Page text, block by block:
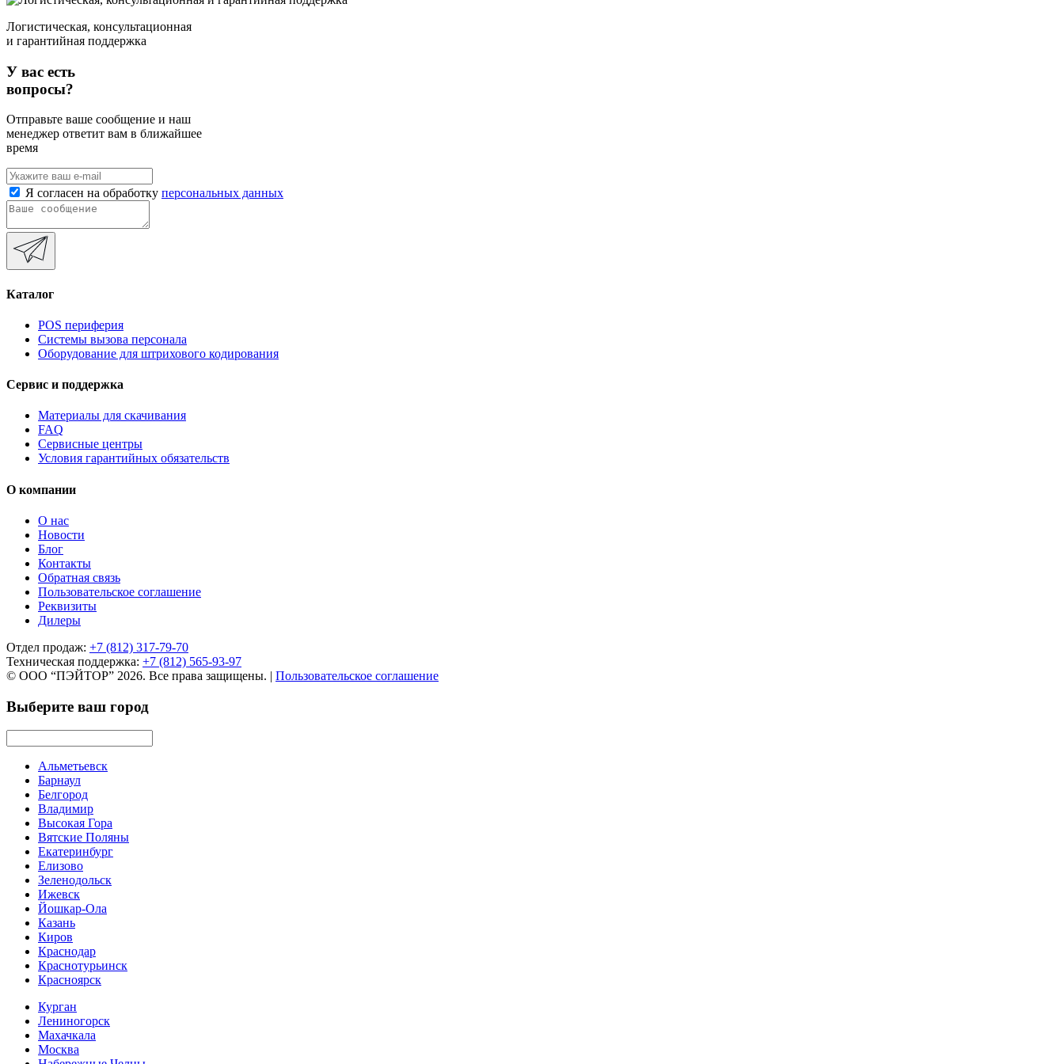
Логистическая, консультационная
и гарантийная поддержка
У вас есть
вопросы?
Отправьте ваше сообщение и наш
менеджер ответит вам в ближайшее
время
Я согласен на обработку персональных данных
Каталог
POS периферия
Системы вызова персонала
Оборудование для штрихового кодирования
Сервис и поддержка
Материалы для скачивания
FAQ
Сервисные центры
Условия гарантийных обязательств
О компании
О нас
Новости
Блог
Контакты
Обратная связь
Пользовательское соглашение
Реквизиты
Дилеры
Отдел продаж: +7 (812) 317-79-70
Техническая поддержка: +7 (812) 565-93-97
© ООО “ПЭЙТОР” 2026. Все права защищены. | Пользовательское соглашение
Выберите ваш город
Альметьевск
Барнаул
Белгород
Владимир
Высокая Гора
Вятские Поляны
Екатеринбург
Елизово
Зеленодольск
Ижевск
Йошкар-Ола
Казань
Киров
Краснодар
Краснотурьинск
Красноярск
Курган
Лениногорск
Махачкала
Москва